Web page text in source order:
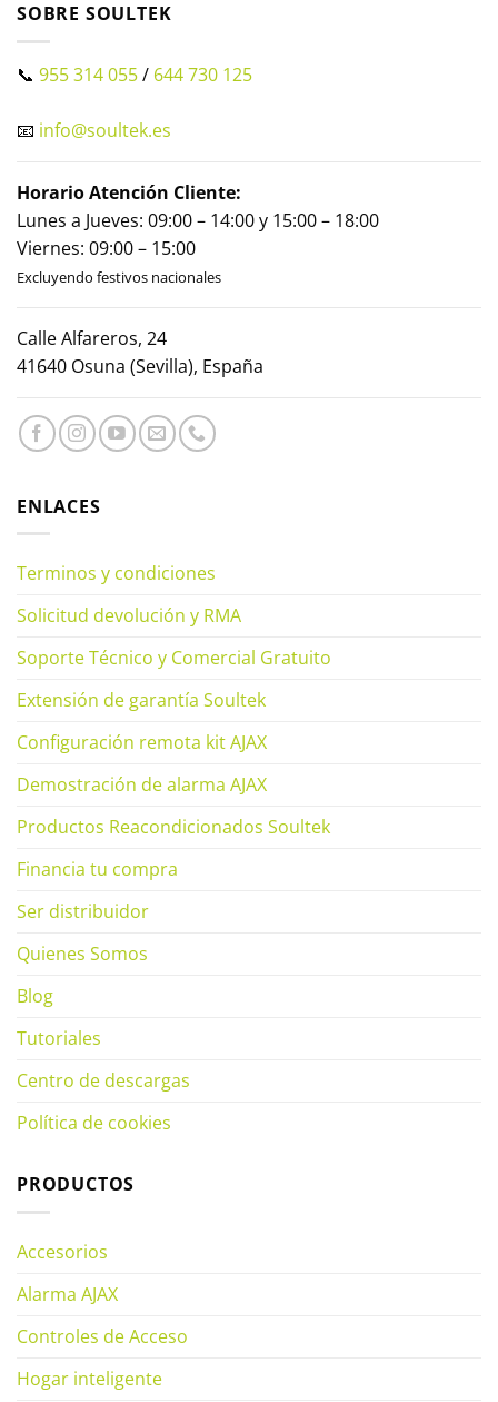
SOBRE SOULTEK
📞 955 314 055/ 644 730 125
📧 info@soultek.es
Horario Atención Cliente:
Lunes a Jueves: 09:00 – 14:00 y 15:00 – 18:00
Viernes: 09:00 – 15:00
Excluyendo festivos nacionales
Calle Alfareros, 24
41640 Osuna (Sevilla), España
ENLACES
Terminos y condiciones
Solicitud devolución y RMA
Soporte Técnico y Comercial Gratuito
Extensión de garantía Soultek
Configuración remota kit AJAX
Demostración de alarma AJAX
Productos Reacondicionados Soultek
Financia tu compra
Ser distribuidor
Quienes Somos
Blog
Tutoriales
Centro de descargas
Política de cookies
PRODUCTOS
Accesorios
Alarma AJAX
Controles de Acceso
Hogar inteligente